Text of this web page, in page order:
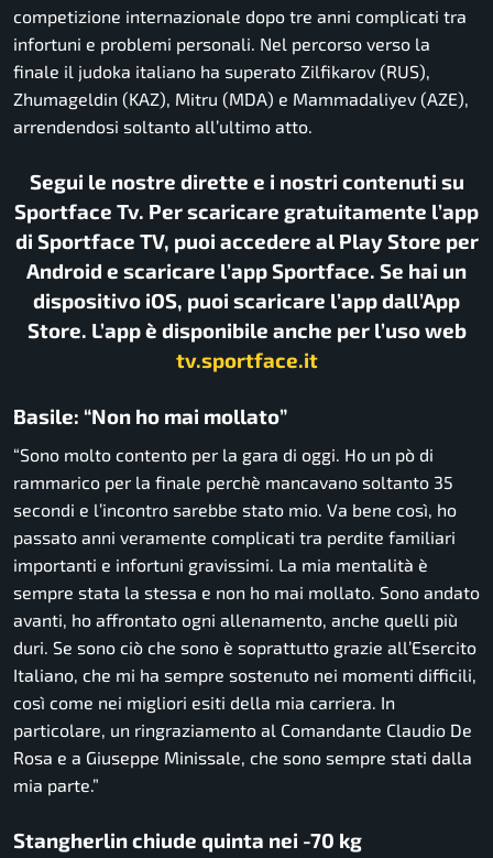
competizione internazionale dopo tre anni complicati tra
infortuni e problemi personali. Nel percorso verso la
finale il judoka italiano ha superato Zilfikarov (RUS),
Zhumageldin (KAZ), Mitru (MDA) e Mammadaliyev (AZE),
arrendendosi soltanto all’ultimo atto.
Segui le nostre dirette e i nostri contenuti su
Sportface Tv. Per scaricare gratuitamente l’app
di Sportface TV, puoi accedere al Play Store per
Android e scaricare l’app Sportface. Se hai un
dispositivo iOS, puoi scaricare l’app dall’App
Store. L’app è disponibile anche per l’uso web
tv.sportface.it
Basile: “Non ho mai mollato”
“Sono molto contento per la gara di oggi. Ho un pò di
rammarico per la finale perchè mancavano soltanto 35
secondi e l’incontro sarebbe stato mio. Va bene così, ho
passato anni veramente complicati tra perdite familiari
importanti e infortuni gravissimi. La mia mentalità è
sempre stata la stessa e non ho mai mollato. Sono andato
avanti, ho affrontato ogni allenamento, anche quelli più
duri. Se sono ciò che sono è soprattutto grazie all’Esercito
Italiano, che mi ha sempre sostenuto nei momenti difficili,
così come nei migliori esiti della mia carriera. In
particolare, un ringraziamento al Comandante Claudio De
Rosa e a Giuseppe Minissale, che sono sempre stati dalla
mia parte.”
Stangherlin chiude quinta nei -70 kg